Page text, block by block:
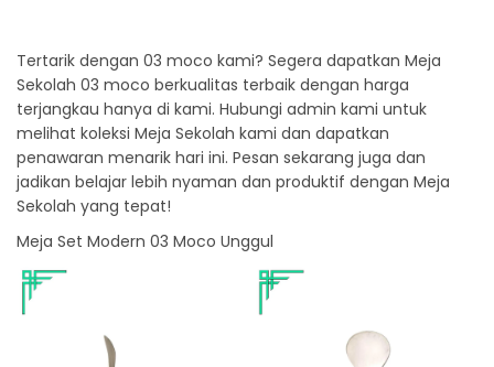
Tertarik dengan 03 moco kami? Segera dapatkan Meja
Sekolah 03 moco berkualitas terbaik dengan harga
terjangkau hanya di kami. Hubungi admin kami untuk
melihat koleksi Meja Sekolah kami dan dapatkan
penawaran menarik hari ini. Pesan sekarang juga dan
jadikan belajar lebih nyaman dan produktif dengan Meja
Sekolah yang tepat!
Meja Set Modern 03 Moco Unggul